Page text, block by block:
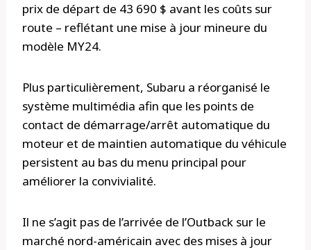
prix de départ de 43 690 $ avant les coûts sur
route – reflétant une mise à jour mineure du
modèle MY24.
Plus particulièrement, Subaru a réorganisé le
système multimédia afin que les points de
contact de démarrage/arrêt automatique du
moteur et de maintien automatique du véhicule
persistent au bas du menu principal pour
améliorer la convivialité.
Il ne s’agit pas de l’arrivée de l’Outback sur le
marché nord-américain avec des mises à jour